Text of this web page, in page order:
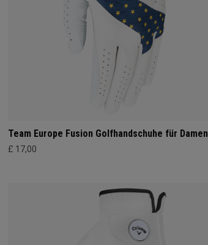
Team Europe Fusion Golfhandschuhe für Damen
£ 17,00